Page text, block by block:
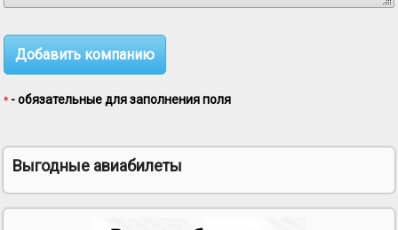
* - обязательные для заполнения поля
Выгодные авиабилеты